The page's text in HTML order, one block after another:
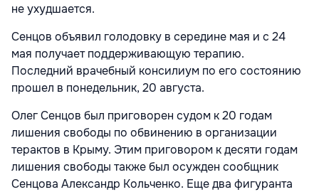
не ухудшается.
Сенцов объявил голодовку в середине мая и с 24
мая получает поддерживающую терапию.
Последний врачебный консилиум по его состоянию
прошел в понедельник, 20 августа.
Олег Сенцов был приговорен судом к 20 годам
лишения свободы по обвинению в организации
терактов в Крыму. Этим приговором к десяти годам
лишения свободы также был осужден сообщник
Сенцова Александр Кольченко. Еще два фигуранта